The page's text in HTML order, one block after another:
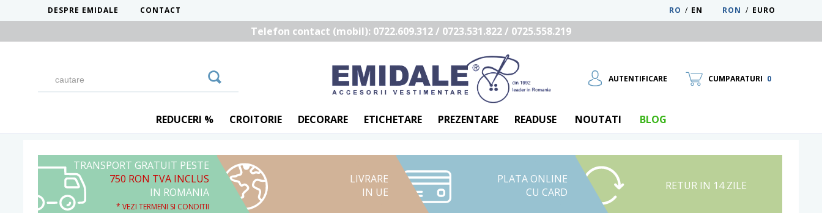
DESPRE EMIDALE CONTACT RON / EURO
EN
/
RO
Telefon contact (mobil): 0722.609.312 / 0723.531.822 / 0725.558.219
AUTENTIFICARE
UTILIZATOR NOU
RECUPEREAZA PAROLA
CUMPARATURI 0
REDUCERI % CROITORIE DECORARE ETICHETARE PREZENTARE READUSE NOUTATI BLOG
TRANSPORT GRATUIT PESTE
750 RON TVA INCLUS
IN ROMANIA
* VEZI TERMENI SI CONDITII
LIVRARE
IN UE
PLATA ONLINE
CU CARD
RETUR IN 14 ZILE